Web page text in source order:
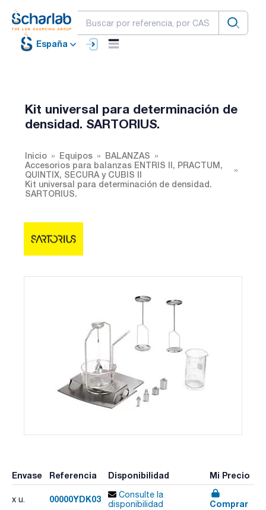
España
Kit universal para determinación de
densidad. SARTORIUS.
Inicio Equipos
BALANZAS
Accesorios para balanzas ENTRIS II, PRACTUM,
QUINTIX, SECURA y CUBIS II
Kit universal para determinación de densidad.
SARTORIUS.
Envase Referencia Disponibilidad Mi Precio
x u. 00000YDK03
Consulte la
disponibilidad
Comprar